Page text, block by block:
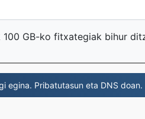
GB-ko fitxategiak bihur
egina. Pribatutasun eta DNS doan.